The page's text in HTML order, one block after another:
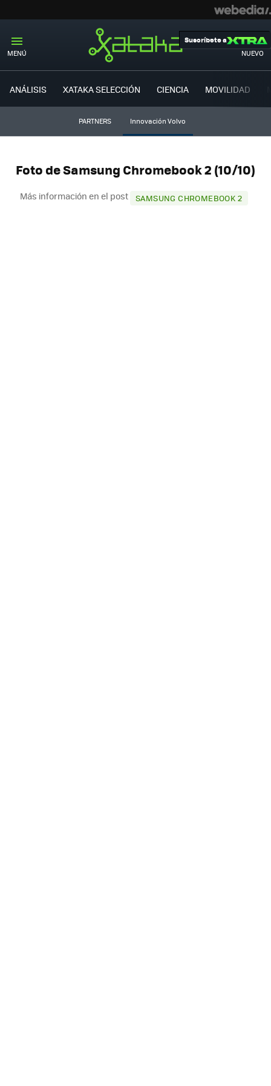
MENÚ NUEVO
Suscríbete a
ANÁLISIS XATAKA SELECCIÓN CIENCIA MOVILIDAD
PARTNERS Innovación Volvo
Foto de Samsung Chromebook 2 (10/10)
Más información en el post SAMSUNG CHROMEBOOK 2